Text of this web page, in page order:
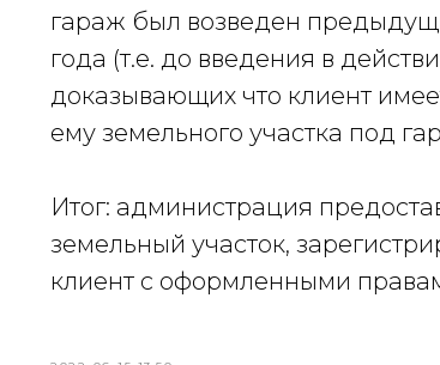
гараж был возведен
года (т.е. до введения в
доказывающих что клиент
ему земельного участка под
Итог: администрация
земельный участок,
клиент с оформленными